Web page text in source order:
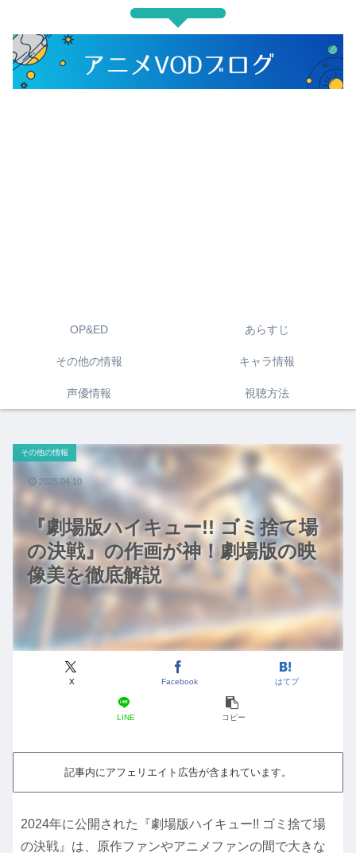
OP&ED あらすじ
その他の情報 キャラ情報
声優情報 視聴方法
『劇場版ハイキュー!! ゴミ捨て場
の決戦』の作画が神！劇場版の映
像美を徹底解説
その他の情報
X Facebook はてブ
LINE コピー
2025.04.10
記事内にアフェリエイト広告が含まれています。
2024年に公開された『劇場版ハイキュー!! ゴミ捨て場
の決戦』は、原作ファンやアニメファンの間で大きな